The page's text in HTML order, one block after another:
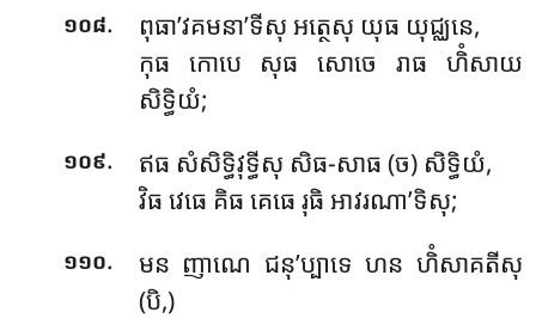
១០៨.
ពុធា’វគមនា’ទីសុ អត្ថេសុ យុធ យុជ្ឈនេ,
កុធ កោបេ សុធ សោចេ រាធ ហិំសាយ
សិទ្ធិយំ;
១០៩.
ឥធ សំសិទ្ធិវុទ្ធីសុ សិធ-សាធ (ច) សិទ្ធិយំ,
វិធ វេធេ គិធ គេធេ រុធិ អាវរណា’ទិសុ;
១១០.
មន ញាណេ ជនុ’ប្បាទេ ហន ហិំសាគតីសុ
(បិ,)